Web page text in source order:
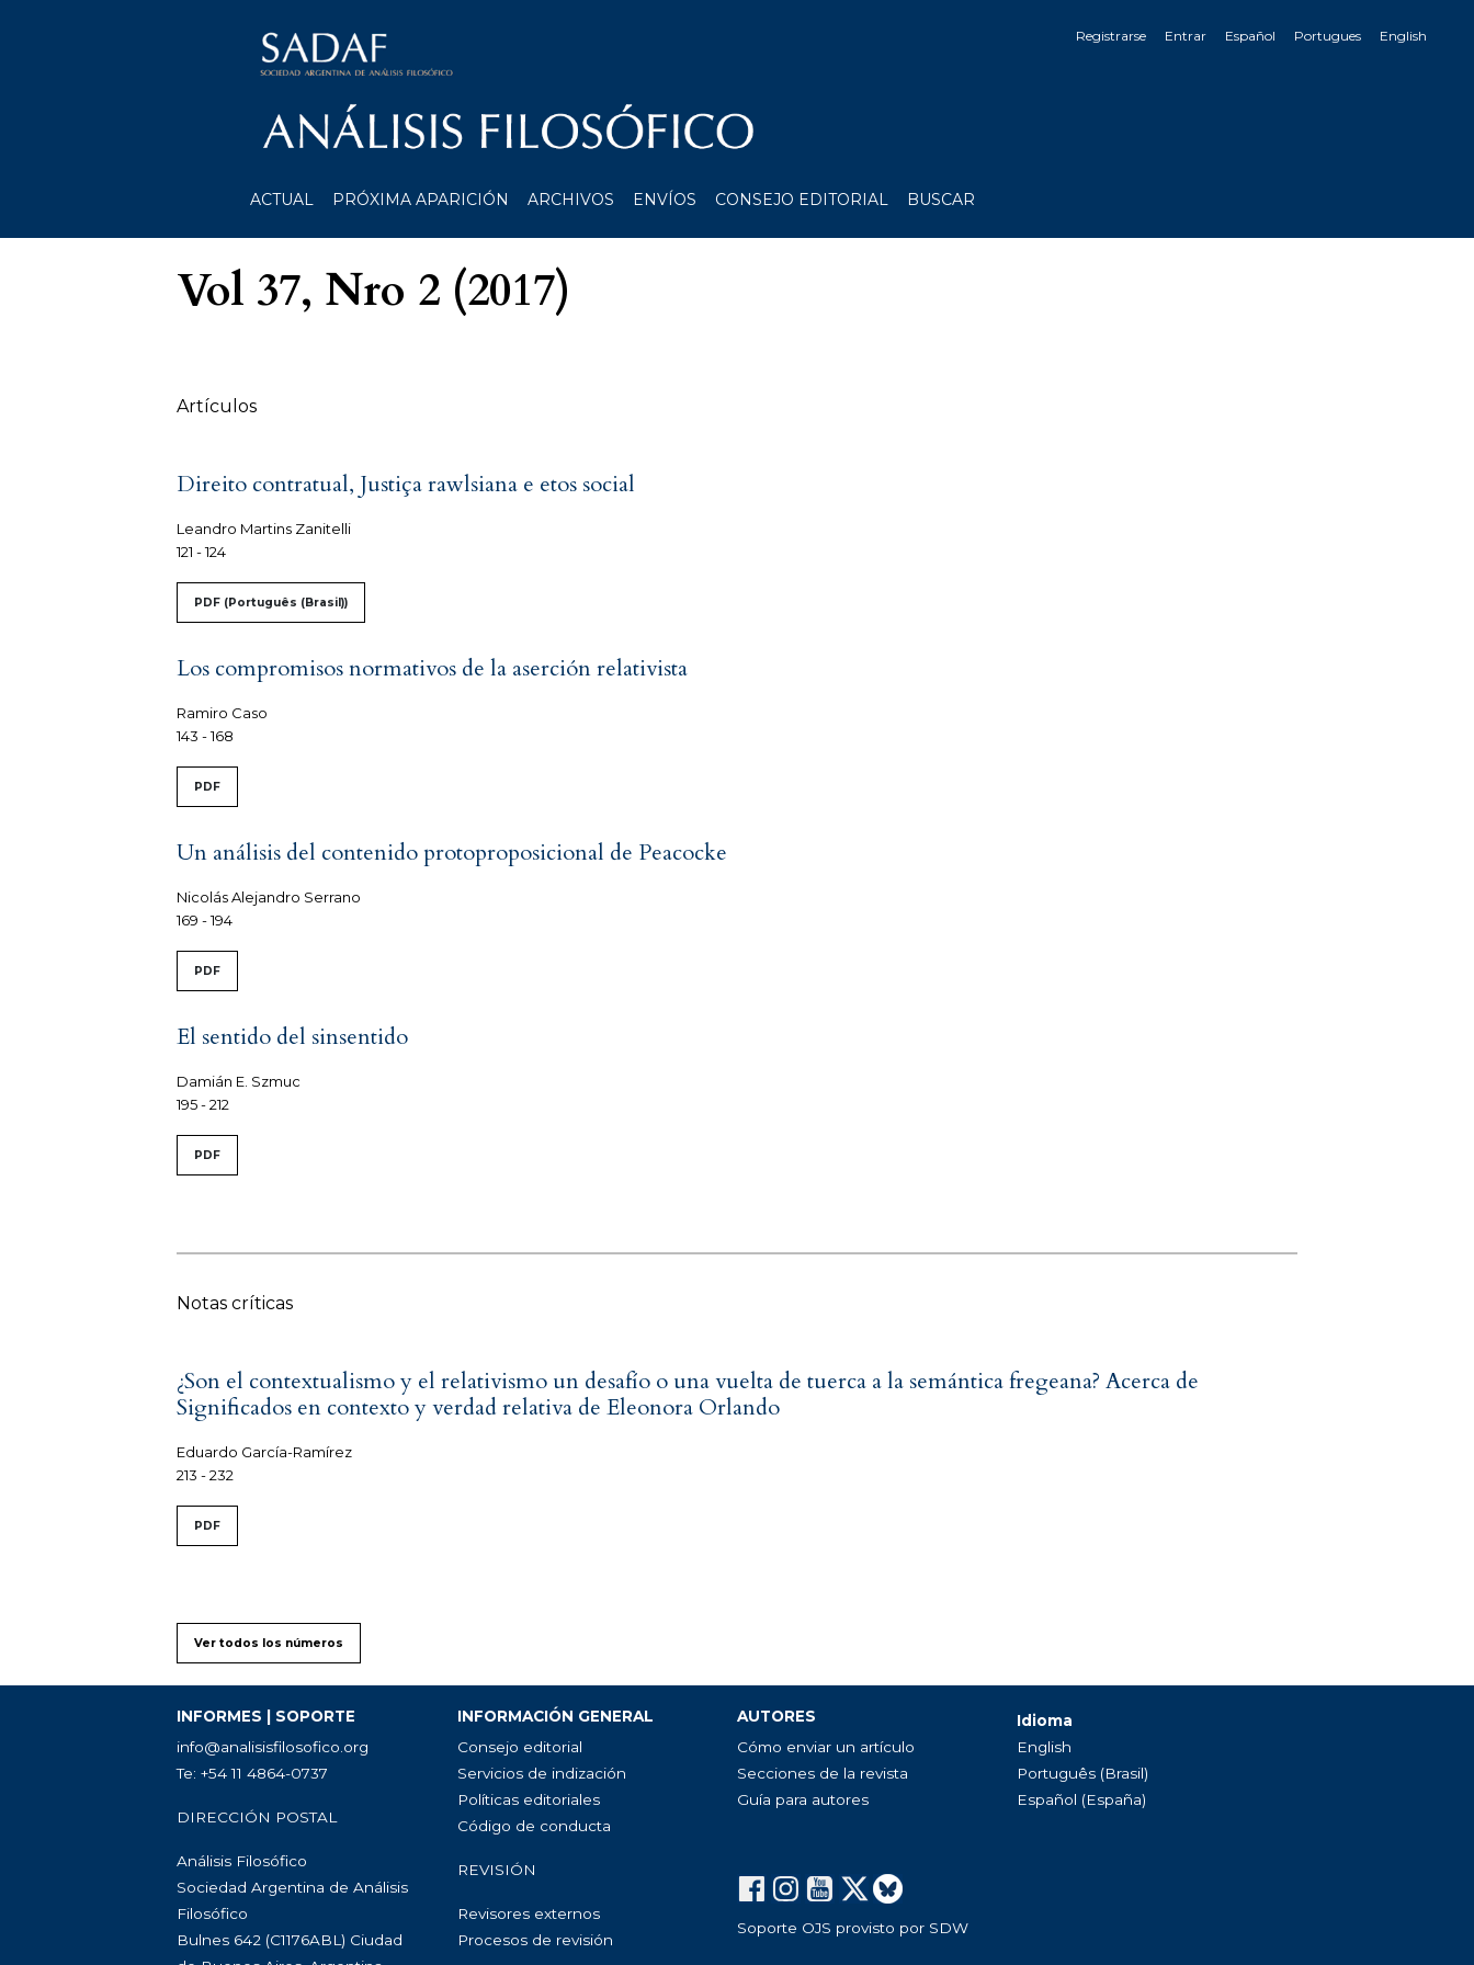
Registrarse Entrar Español Portugues English
ACTUAL PRÓXIMA APARICIÓN ARCHIVOS ENVÍOS CONSEJO EDITORIAL BUSCAR
Vol 37, Nro 2 (2017)
Artículos
Direito contratual, Justiça rawlsiana e etos social
Leandro Martins Zanitelli
121 - 124
PDF (Português (Brasil))
Los compromisos normativos de la aserción relativista
Ramiro Caso
143 - 168
PDF
Un análisis del contenido protoproposicional de Peacocke
Nicolás Alejandro Serrano
169 - 194
PDF
El sentido del sinsentido
Damián E. Szmuc
195 - 212
PDF
Notas críticas
¿Son el contextualismo y el relativismo un desafío o una vuelta de tuerca a la semántica fregeana? Acerca de
Significados en contexto y verdad relativa de Eleonora Orlando
Eduardo García-Ramírez
213 - 232
PDF
Ver todos los números
INFORMES | SOPORTE
info@analisisfilosofico.org
Te: +54 11 4864-0737
DIRECCIÓN POSTAL
Análisis Filosófico
Sociedad Argentina de Análisis
Filosófico
Bulnes 642 (C1176ABL) Ciudad
INFORMACIÓN GENERAL
Consejo editorial
Servicios de indización
Políticas editoriales
Código de conducta
REVISIÓN
Revisores externos
Procesos de revisión
AUTORES
Cómo enviar un artículo
Secciones de la revista
Guía para autores
Soporte OJS provisto por SDW
Idioma
English
Português (Brasil)
Español (España)